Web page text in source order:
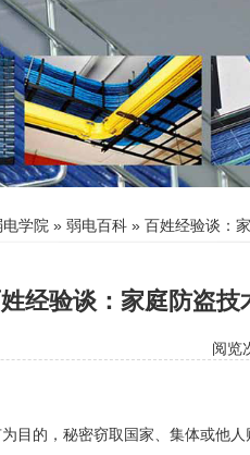
电学院 » 弱电百科 » 百姓经验谈：
经验谈：家庭防盗技
阅览
目的，秘密窃取国家、集体或他